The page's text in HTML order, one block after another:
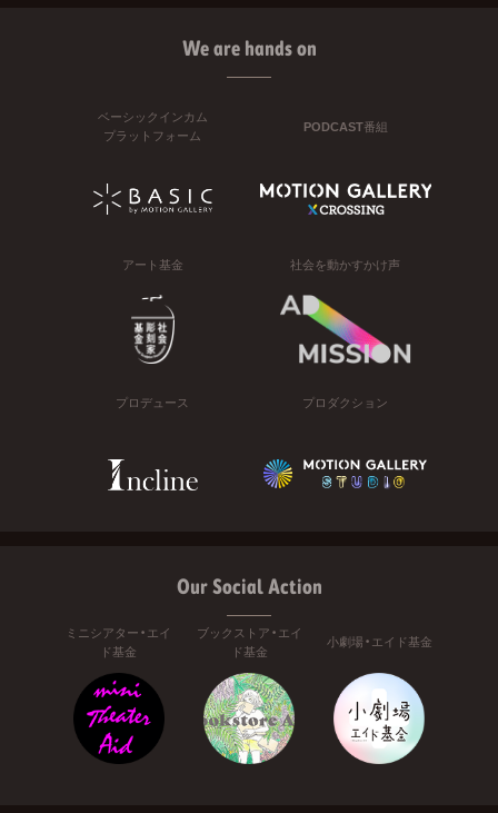
We are hands on
ベーシックインカム
プラットフォーム
PODCAST番組
アート基金 社会を動かすかけ声
プロデュース プロダクション
Our Social Action
ミニシアター・エイ
ド基金
ブックストア・エイ
ド基金
小劇場・エイド基金